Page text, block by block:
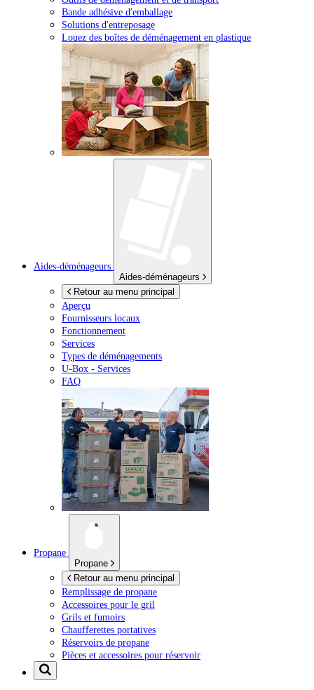
Bande adhésive d'emballage
Solutions d'entreposage
Louez des boîtes de déménagement en plastique
Aides-déménageurs
Aides-déménageurs
Retour au menu principal
Aperçu
Fournisseurs locaux
Fonctionnement
Services
Types de déménagements
U-Box - Services
FAQ
Propane
Propane
Retour au menu principal
Remplissage de propane
Accessoires pour le gril
Grils et fumoirs
Chaufferettes portatives
Réservoirs de propane
Pièces et accessoires pour réservoir